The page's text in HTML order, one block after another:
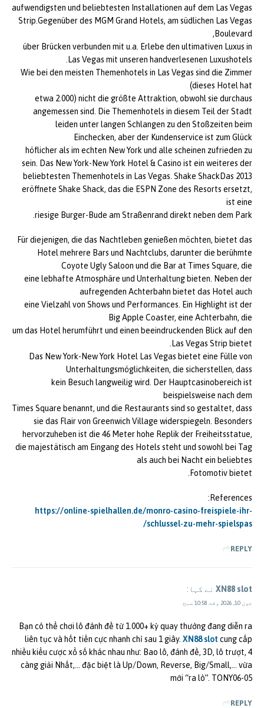
aufwendigsten und beliebtesten Installationen auf dem Las Vegas
Strip.Gegenüber des MGM Grand Hotels, am südlichen Las Vegas
Boulevard,
über Brücken verbunden mit u.a. Erlebe den ultimativen Luxus in
Las Vegas mit unseren handverlesenen Luxushotels.
Wie bei den meisten Themenhotels in Las Vegas sind die Zimmer
(dieses Hotel hat
etwa 2.000) nicht die größte Attraktion, obwohl sie durchaus
angemessen sind. Die Themenhotels in diesem Teil der Stadt
leiden unter langen Schlangen zu den Stoßzeiten beim
Einchecken, aber der Kundenservice ist zum Glück
höflicher als im echten New York und alle scheinen zufrieden zu
sein. Das New York-New York Hotel & Casino ist ein weiteres der
beliebtesten Themenhotels in Las Vegas. Shake ShackDas 2013
eröffnete Shake Shack, das die ESPN Zone des Resorts ersetzt,
ist eine
riesige Burger-Bude am Straßenrand direkt neben dem Park.
Für diejenigen, die das Nachtleben genießen möchten, bietet das
Hotel mehrere Bars und Nachtclubs, darunter die berühmte
Coyote Ugly Saloon und die Bar at Times Square, die
eine lebhafte Atmosphäre und Unterhaltung bieten. Neben der
aufregenden Achterbahn bietet das Hotel auch
eine Vielzahl von Shows und Performances. Ein Highlight ist der
Big Apple Coaster, eine Achterbahn, die
um das Hotel herumführt und einen beeindruckenden Blick auf den
Las Vegas Strip bietet.
Das New York-New York Hotel Las Vegas bietet eine Fülle von
Unterhaltungsmöglichkeiten, die sicherstellen, dass
kein Besuch langweilig wird. Der Hauptcasinobereich ist
beispielsweise nach dem
Times Square benannt, und die Restaurants sind so gestaltet, dass
sie das Flair von Greenwich Village widerspiegeln. Besonders
hervorzuheben ist die 46 Meter hohe Replik der Freiheitsstatue,
die majestätisch am Eingang des Hotels steht und sowohl bei Tag
als auch bei Nacht ein beliebtes
Fotomotiv bietet.
References:
https://online-spielhallen.de/monro-casino-freispiele-ihr-
schlussel-zu-mehr-spielspas/
REPLY
XN88 slot نے کہا:
جون 10, 2026 وقت 10:58 صبح
Bạn có thể chơi lô đánh đề từ 1.000+ kỳ quay thưởng đang diễn ra
liên tục và hốt tiền cực nhanh chỉ sau 1 giây. XN88 slotcung cấp
nhiều kiểu cược xổ số khác nhau như: Bao lô, đánh đề, 3D, lô trượt, 4
càng giải Nhất,… đặc biệt là Up/Down, Reverse, Big/Small,… vừa
mới “ra lò”. TONY06-05
REPLY